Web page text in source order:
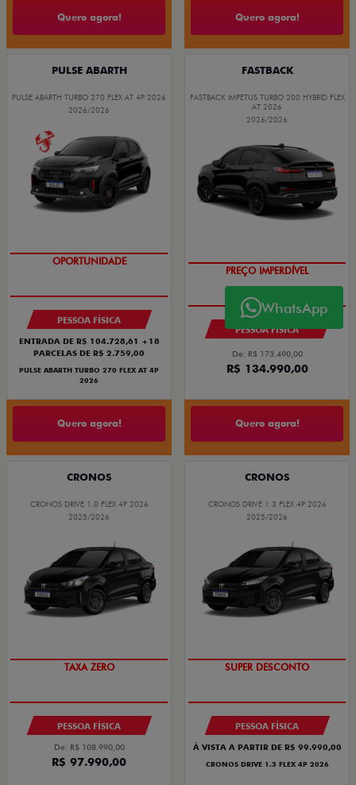
Quero agora! Quero agora!
PULSE ABARTH
PULSE ABARTH TURBO 270 FLEX AT 4P 2026
2026/2026
PESSOA FÍSICA
ENTRADA DE R$ 104.728,61 +18
PARCELAS DE R$ 2.759,00
PULSE ABARTH TURBO 270 FLEX AT 4P
2026
Quero agora!
FASTBACK
FASTBACK IMPETUS TURBO 200 HYBRID FLEX
AT 2026
2026/2026
PREÇO IMPERDÍVEL
PESSOA FÍSICA
De: R$ 173.490,00
R$ 134.990,00
Quero agora!
CRONOS
CRONOS DRIVE 1.0 FLEX 4P 2026
2025/2026
PESSOA FÍSICA
De: R$ 108.990,00
R$ 97.990,00
CRONOS
CRONOS DRIVE 1.3 FLEX 4P 2026
2025/2026
PESSOA FÍSICA
À VISTA A PARTIR DE R$ 99.990,00
CRONOS DRIVE 1.3 FLEX 4P 2026
WhatsApp